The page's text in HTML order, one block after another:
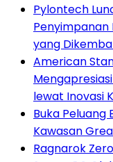
Pylontech
Penyimpanan
yang
American
lewat Inovasi
Buka Peluang
Kawasan
Ragnarok